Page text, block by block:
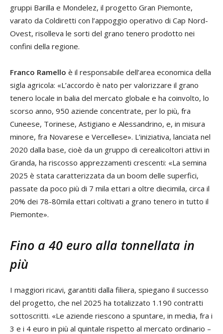
gruppi Barilla e Mondelez, il progetto Gran Piemonte,
varato da Coldiretti con l’appoggio operativo di Cap Nord-
Ovest, risolleva le sorti del grano tenero prodotto nei
confini della regione.
Franco Ramello è il responsabile dell’area economica della
sigla agricola: «L’accordo è nato per valorizzare il grano
tenero locale in balia del mercato globale e ha coinvolto, lo
scorso anno, 950 aziende concentrate, per lo più, fra
Cuneese, Torinese, Astigiano e Alessandrino, e, in misura
minore, fra Novarese e Vercellese». L’iniziativa, lanciata nel
2020 dalla base, cioè da un gruppo di cerealicoltori attivi in
Granda, ha riscosso apprezzamenti crescenti: «La semina
2025 è stata caratterizzata da un boom delle superfici,
passate da poco più di 7 mila ettari a oltre diecimila, circa il
20% dei 78-80mila ettari coltivati a grano tenero in tutto il
Piemonte».
Fino a 40 euro alla tonnellata in
più
I maggiori ricavi, garantiti dalla filiera, spiegano il successo
del progetto, che nel 2025 ha totalizzato 1.190 contratti
sottoscritti. «Le aziende riescono a spuntare, in media, fra i
3 e i 4 euro in più al quintale rispetto al mercato ordinario –